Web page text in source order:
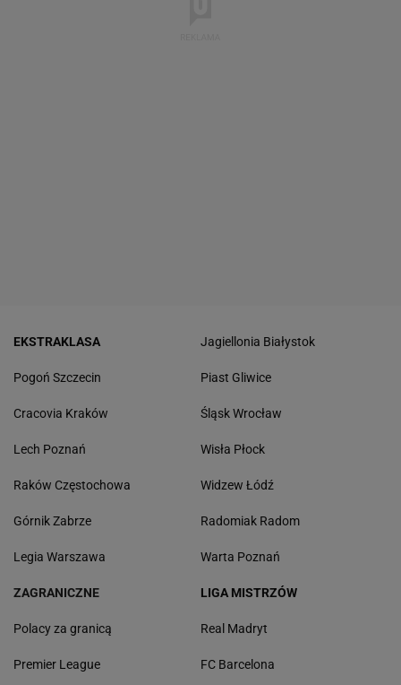
EKSTRAKLASA
Pogoń Szczecin
Cracovia Kraków
Lech Poznań
Raków Częstochowa
Górnik Zabrze
Legia Warszawa
Jagiellonia Białystok
Piast Gliwice
Śląsk Wrocław
Wisła Płock
Widzew Łódź
Radomiak Radom
Warta Poznań
ZAGRANICZNE
Polacy za granicą
Premier League
LIGA MISTRZÓW
Real Madryt
FC Barcelona